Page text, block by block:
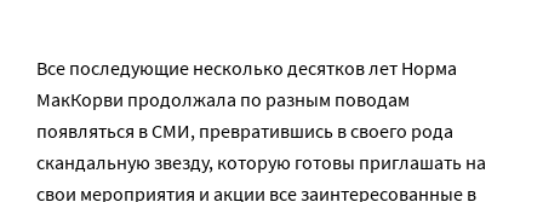
Все последующие несколько десятков лет Норма
МакКорви продолжала по разным поводам
появляться в СМИ, превратившись в своего рода
скандальную звезду, которую готовы приглашать на
свои мероприятия и акции все заинтересованные в